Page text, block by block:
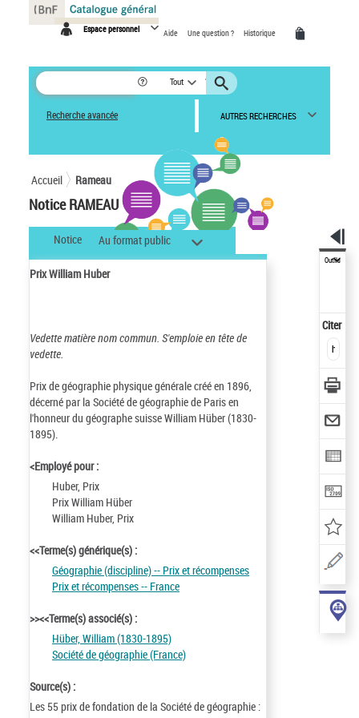
Espace personnel Aide Une question ? Historique
Tout
Recherche avancée AUTRES RECHERCHES
Accueil Rameau
Notice RAMEAU
Notice Au format public
Prix William Huber
Vedette matière nom commun. S'emploie en tête de
vedette.
Prix de géographie physique générale créé en 1896,
décerné par la Société de géographie de Paris en
l'honneur du géographe suisse William Hüber (1830-
1895).
<Employé pour :
Huber, Prix
Prix William Hüber
William Huber, Prix
<<Terme(s) générique(s) :
Géographie (discipline) -- Prix et récompenses
Prix et récompenses -- France
>><<Terme(s) associé(s) :
Hüber, William (1830-1895)
Société de géographie (France)
Source(s) :
Les 55 prix de fondation de la Société de géographie :
Outils
Citer
Panneau de gestion des cookies